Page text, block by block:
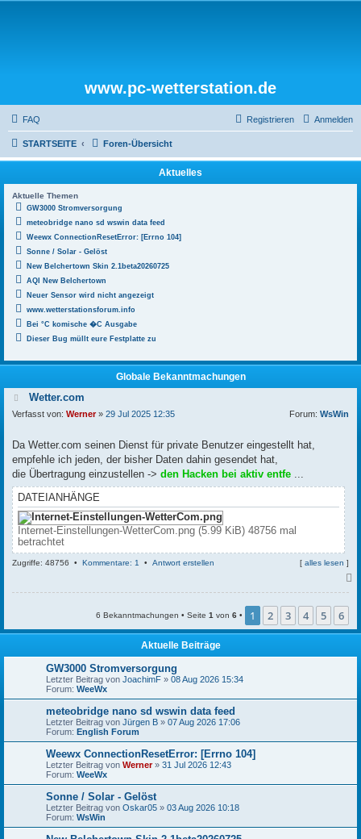
www.pc-wetterstation.de
FAQ Anmelden
Registrieren
STARTSEITE Foren-Übersicht
Aktuelles
Aktuelle Themen
GW3000 Stromversorgung
meteobridge nano sd wswin data feed
Weewx ConnectionResetError: [Errno 104]
Sonne / Solar - Gelöst
New Belchertown Skin 2.1beta20260725
AQI New Belchertown
Neuer Sensor wird nicht angezeigt
www.wetterstationsforum.info
Bei °C komische �C Ausgabe
Dieser Bug müllt eure Festplatte zu
Globale Bekanntmachungen
Wetter.com
Verfasst von: Werner» 29 Jul 2025 12:35 Forum: WsWin
Da Wetter.com seinen Dienst für private Benutzer eingestellt hat,
empfehle ich jeden, der bisher Daten dahin gesendet hat,
die Übertragung einzustellen -> den Hacken bei aktiv entfe ...
DATEIANHÄNGE
Internet-Einstellungen-WetterCom.png (5.99 KiB) 48756 mal
betrachtet
Zugriffe: 48756 • Kommentare: 1 • Antwort erstellen [ alles lesen ]
b
n
6 Bekanntmachungen • Seite 1 von 6 • 1 2 3 4 5 6
Aktuelle Beiträge
GW3000 Stromversorgung
Letzter Beitrag von JoachimF » 08 Aug 2026 15:34
Forum: WeeWx
meteobridge nano sd wswin data feed
Letzter Beitrag von Jürgen B » 07 Aug 2026 17:06
Forum: English Forum
Weewx ConnectionResetError: [Errno 104]
Letzter Beitrag von Werner» 31 Jul 2026 12:43
Forum: WeeWx
Sonne / Solar - Gelöst
Letzter Beitrag von Oskar05 » 03 Aug 2026 10:18
Forum: WsWin